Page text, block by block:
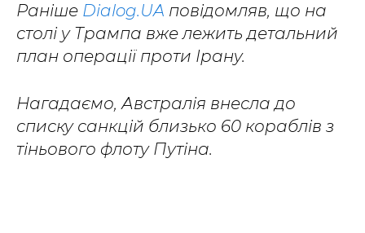
Раніше Dialog.UA повідомляв, що на
столі у Трампа вже лежить детальний
план операції проти Ірану.
Нагадаємо, Австралія внесла до
списку санкцій близько 60 кораблів з
тіньового флоту Путіна.